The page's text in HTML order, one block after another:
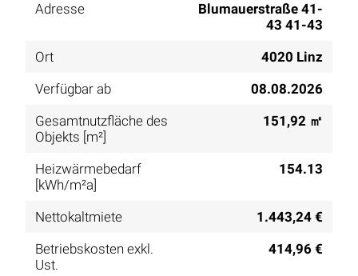
Adresse
Blumauerstraße 41-
43 41-43
Ort
4020 Linz
Verfügbar ab
08.08.2026
Gesamtnutzfläche des
Objekts [m²]
151,92 ㎡
Heizwärmebedarf
[kWh/m²a]
154.13
Nettokaltmiete
1.443,24 €
Betriebskosten exkl.
Ust.
414,96 €